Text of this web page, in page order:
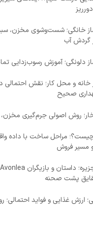
خانگی؛ شست‌وشوی مخزن،
گردش آب
دلونگی؛ آموزش رسوب‌زدایی
خانه و محل کار؛ نقش احتمالی
صحیح
روش اصولی جرم‌گیری
مراحل ساخت با داده
مسیر فروش
پشت صحنه
ارزش غذایی و فواید